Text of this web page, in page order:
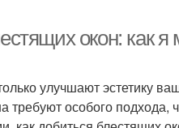
окон: как
улучшают эстетику
требуют особого